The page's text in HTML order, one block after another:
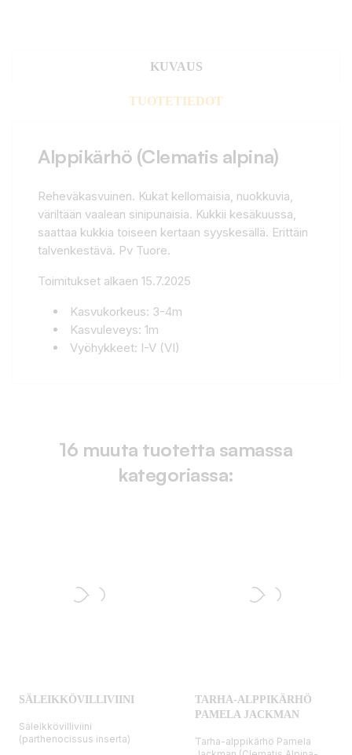
KUVAUS
TUOTETIEDOT
Alppikärhö (Clematis alpina)
Reheväkasvuinen. Kukat kellomaisia, nuokkuvia,
väriltään vaalean sinipunaisia. Kukkii kesäkuussa,
saattaa kukkia toiseen kertaan syyskesällä. Erittäin
talvenkestävä. Pv Tuore.
Toimitukset alkaen 15.7.2025
Kasvukorkeus: 3-4m
Kasvuleveys: 1m
Vyöhykkeet: I-V (VI)
16 muuta tuotetta samassa
kategoriassa:
SÄLEIKKÖVILLIVIINI
Säleikkövilliviini
(parthenocissus inserta)
TARHA-ALPPIKÄRHÖ
PAMELA JACKMAN
Tarha-alppikärhö Pamela